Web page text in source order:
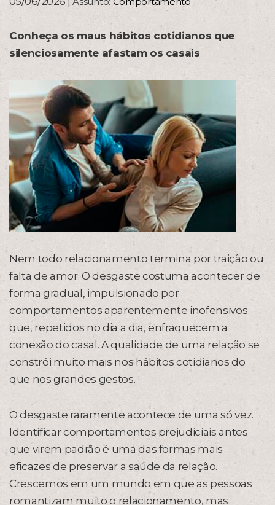
Conheça os maus hábitos cotidianos que
silenciosamente afastam os casais
Nem todo relacionamento termina por traição ou
falta de amor. O desgaste costuma acontecer de
forma gradual, impulsionado por
comportamentos aparentemente inofensivos
que, repetidos no dia a dia, enfraquecem a
conexão do casal. A qualidade de uma relação se
constrói muito mais nos hábitos cotidianos do
que nos grandes gestos.
O desgaste raramente acontece de uma só vez.
Identificar comportamentos prejudiciais antes
que virem padrão é uma das formas mais
eficazes de preservar a saúde da relação.
Crescemos em um mundo em que as pessoas
romantizam muito o relacionamento, mas